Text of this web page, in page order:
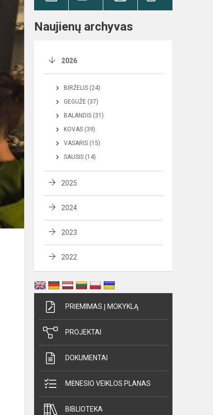
Naujienų archyvas
2026
BIRŽELIS (24)
GEGUŽĖ (37)
BALANDIS (31)
KOVAS (39)
VASARIS (15)
SAUSIS (14)
2025
2024
2023
2022
PRIĖMIMAS Į MOKYKLĄ
PROJEKTAI
DOKUMENTAI
MĖNESIO VEIKLOS PLANAS
BIBLIOTEKA